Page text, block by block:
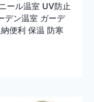
ール温室 UV防止
デン温室 ガーデ
便利 保温 防寒